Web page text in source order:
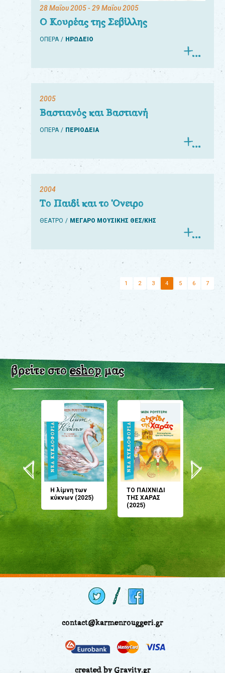
28 Μαΐου 2005- 29 Μαΐου 2005
Ο Κουρέας της Σεβίλλης
ΟΠΕΡΑ ΗΡΩΔΕΙΟ
2005
Βαστιανός και Βαστιανή
ΟΠΕΡΑ ΠΕΡΙΟΔΕΙΑ
2004
Το Παιδί και το Όνειρο
ΘΕΑΤΡΟ ΜΕΓΑΡΟ ΜΟΥΣΙΚΗΣ ΘΕΣ/ΚΗΣ
1 2 3 4 5 6 7
βρείτε στοeshopμας
Η λίμνη των
κύκνων (2025)
ΤΟ ΠΑΙΧΝΙΔΙ
ΤΗΣ ΧΑΡΑΣ
(2025)
μου;
(2024)
contact@karmenrouggeri.gr
created by Gravity.gr